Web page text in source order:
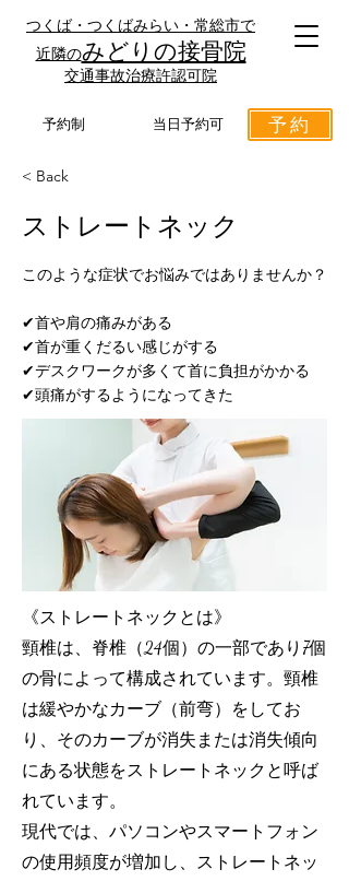
つくば・つくばみらい・常総市で
近隣のみどりの接骨院
​交通事故治療許認可院
予約制 当日予約可 予約
< Back
ストレートネック
このような症状でお悩みではありませんか？
✔︎首や肩の痛みがある
✔︎首が重くだるい感じがする
✔︎デスクワークが多くて首に負担がかかる
✔︎頭痛がするようになってきた
《ストレートネックとは》
頸椎は、脊椎（24個）の一部であり7個
の骨によって構成されています。頸椎
は緩やかなカーブ（前弯）をしてお
り、そのカーブが消失または消失傾向
にある状態をストレートネックと呼ば
れています。
現代では、パソコンやスマートフォン
の使用頻度が増加し、ストレートネッ